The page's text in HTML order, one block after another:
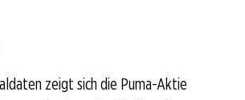
zeigt sich die Puma-Aktie